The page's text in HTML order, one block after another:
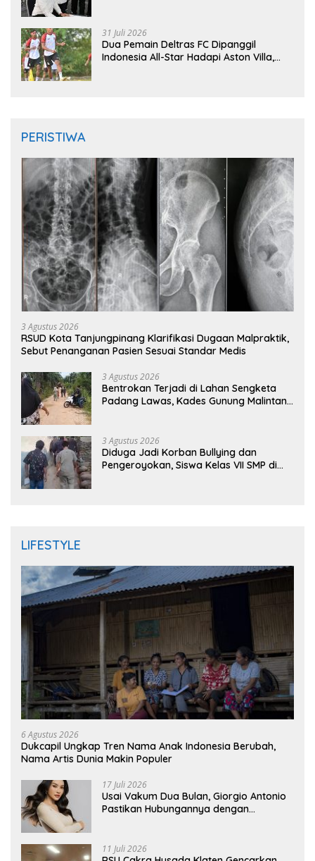
31 Juli 2026
Dua Pemain Deltras FC Dipanggil
Indonesia All-Star Hadapi Aston Villa,
PERISTIWA
3 Agustus 2026
RSUD Kota Tanjungpinang Klarifikasi Dugaan Malpraktik,
Sebut Penanganan Pasien Sesuai Standar Medis
3 Agustus 2026
Bentrokan Terjadi di Lahan Sengketa
Padang Lawas, Kades Gunung Malintang
3 Agustus 2026
Diduga Jadi Korban Bullying dan
Pengeroyokan, Siswa Kelas VII SMP di
LIFESTYLE
6 Agustus 2026
Dukcapil Ungkap Tren Nama Anak Indonesia Berubah,
Nama Artis Dunia Makin Populer
17 Juli 2026
Usai Vakum Dua Bulan, Giorgio Antonio
Pastikan Hubungannya dengan
11 Juli 2026